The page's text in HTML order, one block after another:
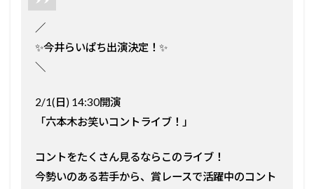
／
✨今井らいぱち出演決定！✨
＼
2/1(日) 14:30開演
「六本木お笑いコントライブ！」
コントをたくさん見るならこのライブ！
今勢いのある若手から、賞レースで活躍中のコント